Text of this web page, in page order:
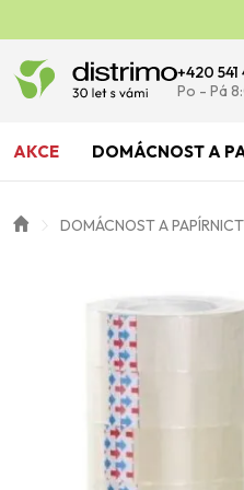
+420
Po - Pá
AKCE DOMÁCNOST A
DOMÁCNOST A